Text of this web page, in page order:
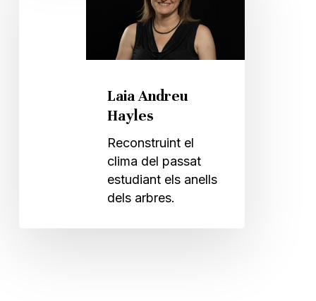
Laia Andreu
Hayles
Reconstruint el
clima del passat
estudiant els anells
dels arbres.